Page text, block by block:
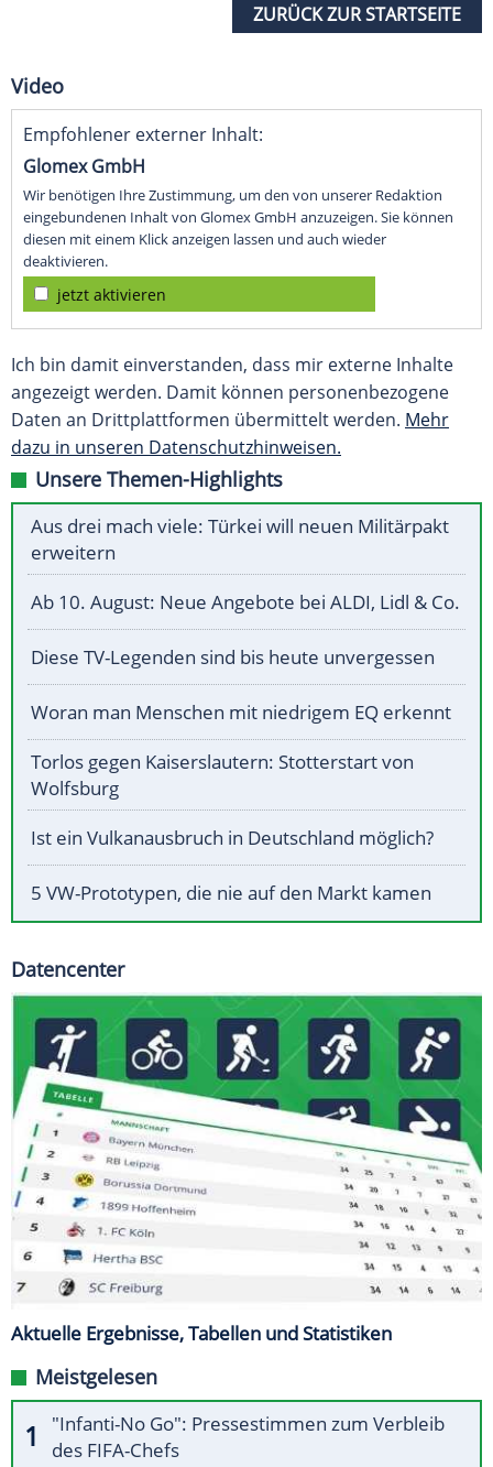
ZURÜCK ZUR STARTSEITE
Video
Empfohlener externer Inhalt:
Glomex GmbH
Wir benötigen Ihre Zustimmung, um den von unserer Redaktion
eingebundenen Inhalt von Glomex GmbH anzuzeigen. Sie können
diesen mit einem Klick anzeigen lassen und auch wieder
deaktivieren.
jetzt aktivieren
Ich bin damit einverstanden, dass mir externe Inhalte
angezeigt werden. Damit können personenbezogene
Daten an Drittplattformen übermittelt werden. Mehr
dazu in unseren Datenschutzhinweisen.
Unsere Themen-Highlights
Aus drei mach viele: Türkei will neuen Militärpakt
erweitern
Ab 10. August: Neue Angebote bei ALDI, Lidl & Co.
Diese TV-Legenden sind bis heute unvergessen
Woran man Menschen mit niedrigem EQ erkennt
Torlos gegen Kaiserslautern: Stotterstart von
Wolfsburg
Ist ein Vulkanausbruch in Deutschland möglich?
5 VW-Prototypen, die nie auf den Markt kamen
Datencenter
Aktuelle Ergebnisse, Tabellen und Statistiken
Meistgelesen
"Infanti-No Go": Pressestimmen zum Verbleib
des FIFA-Chefs